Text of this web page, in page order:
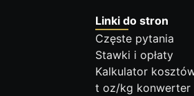
Linki do stron
Częste pytania
Stawki i opłaty
Kalkulator
t oz/kg konwerter